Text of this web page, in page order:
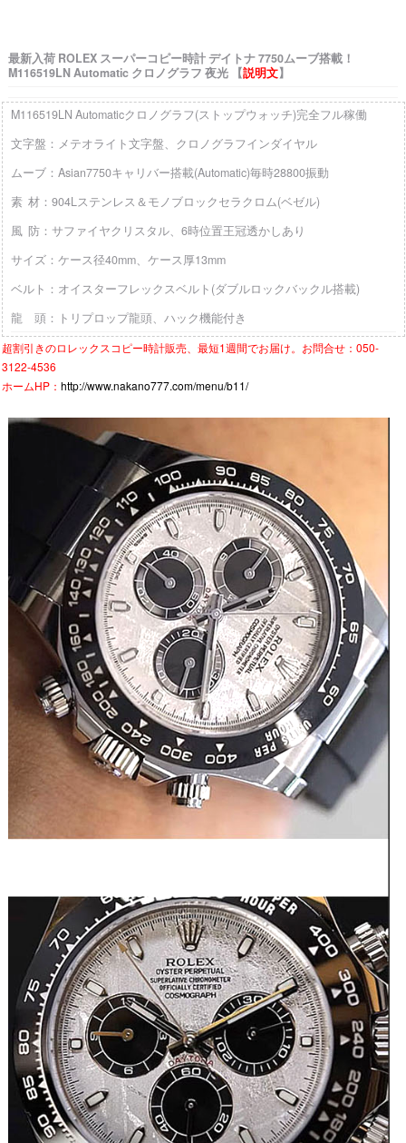
最新入荷 ROLEX スーパーコピー時計 デイトナ 7750ムーブ搭載！
M116519LN Automatic クロノグラフ 夜光 【説明文】
M116519LN Automaticクロノグラフ(ストップウォッチ)完全フル稼働
文字盤：メテオライト文字盤、クロノグラフインダイヤル
ムーブ：Asian7750キャリバー搭載(Automatic)毎時28800振動
素 材：904Lステンレス＆モノブロックセラクロム(ベゼル)
風 防：サファイヤクリスタル、6時位置王冠透かしあり
サイズ：ケース径40mm、ケース厚13mm
ベルト：オイスターフレックスベルト(ダブルロックバックル搭載)
龍 頭：トリプロップ龍頭、ハック機能付き
超割引きのロレックスコピー時計販売、最短1週間でお届け。お問合せ：050-
3122-4536
ホームHP： http://www.nakano777.com/menu/b11/